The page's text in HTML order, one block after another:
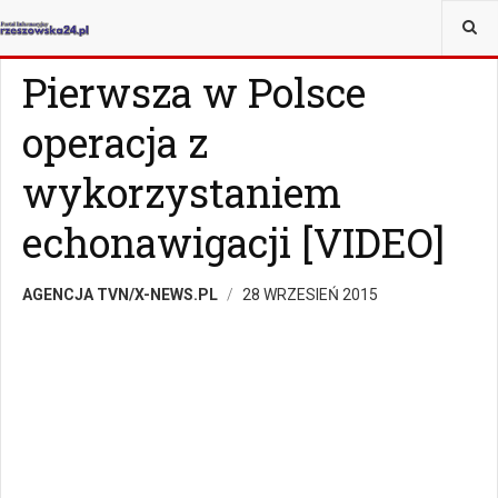
JESTEŚ TUTAJ:
Pierwsza w Polsce
operacja z
wykorzystaniem
echonawigacji [VIDEO]
AGENCJA TVN/X-NEWS.PL 28 WRZESIEŃ 2015